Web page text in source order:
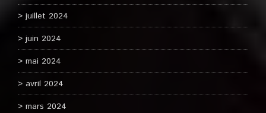
juillet 2024
juin 2024
mai 2024
avril 2024
mars 2024